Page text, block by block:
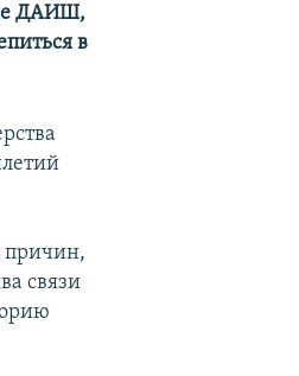
ДАИШ,
в
причин,
связи